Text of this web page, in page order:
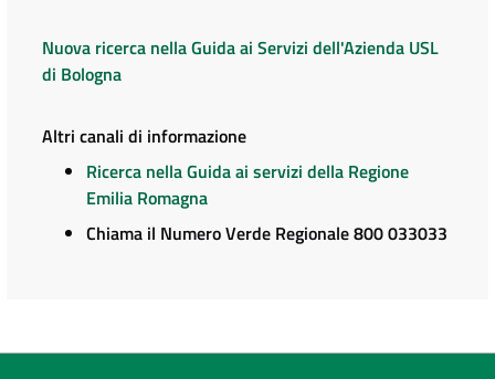
Nuova ricerca nella Guida ai Servizi dell'Azienda USL
di Bologna
Altri canali di informazione
Ricerca nella Guida ai servizi della Regione
Emilia Romagna
Chiama il Numero Verde Regionale 800 033033